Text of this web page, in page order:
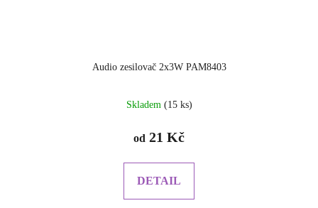
Audio zesilovač 2x3W PAM8403
Skladem (15 ks)
od 21 Kč
DETAIL